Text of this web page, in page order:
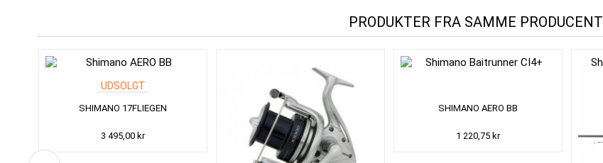
PRODUKTER FRA SAMME PRODUCENT
UDSOLGT
SHIMANO 17FLIEGEN
3 495,00 kr
SHIMANO AERO BB
1 220,75 kr